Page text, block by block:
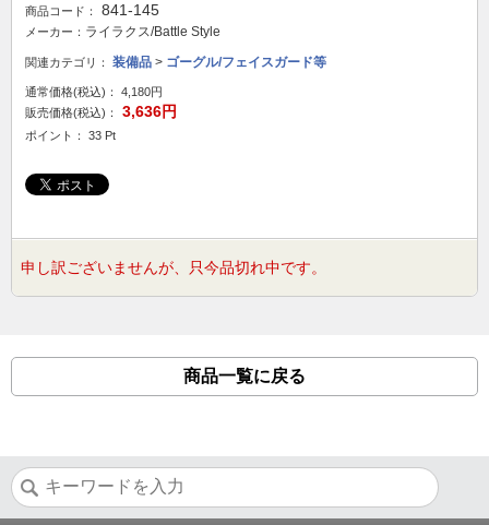
商品コード： 841-145
メーカー： ライラクス/Battle Style
関連カテゴリ： 装備品 > ゴーグル/フェイスガード等
通常価格(税込)：
4,180円
販売価格(税込)：
3,636円
ポイント： 33 Pt
申し訳ございませんが、只今品切れ中です。
商品一覧に戻る